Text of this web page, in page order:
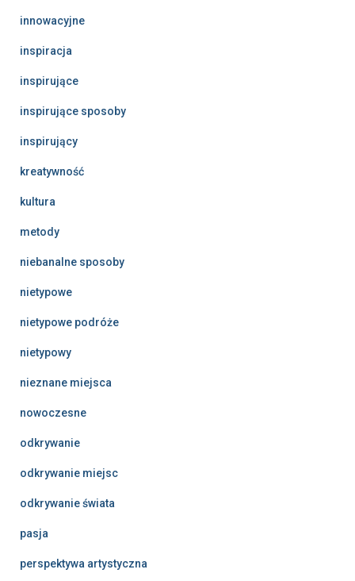
innowacyjne
inspiracja
inspirujące
inspirujące sposoby
inspirujący
kreatywność
kultura
metody
niebanalne sposoby
nietypowe
nietypowe podróże
nietypowy
nieznane miejsca
nowoczesne
odkrywanie
odkrywanie miejsc
odkrywanie świata
pasja
perspektywa artystyczna